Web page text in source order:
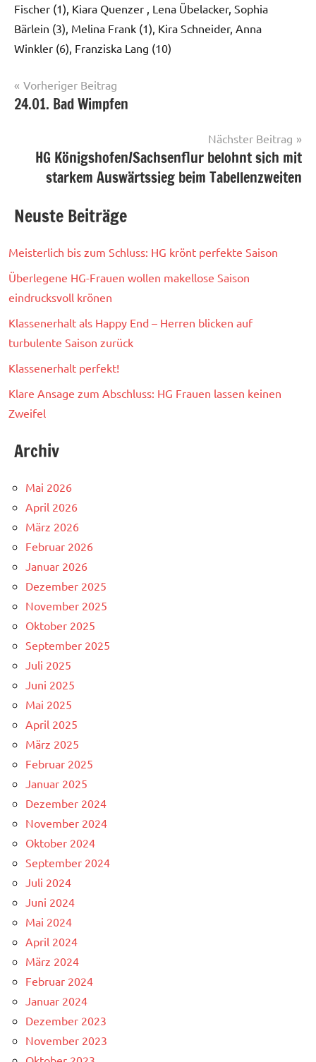
Fischer (1), Kiara Quenzer , Lena Übelacker, Sophia
Bärlein (3), Melina Frank (1), Kira Schneider, Anna
Winkler (6), Franziska Lang (10)
Damen
Beitrags-
Navigation
Vorheriger Beitrag
24.01. Bad Wimpfen
Nächster Beitrag
HG Königshofen/Sachsenflur belohnt sich mit
starkem Auswärtssieg beim Tabellenzweiten
Neuste Beiträge
Meisterlich bis zum Schluss: HG krönt perfekte Saison
Überlegene HG-Frauen wollen makellose Saison
eindrucksvoll krönen
Klassenerhalt als Happy End – Herren blicken auf
turbulente Saison zurück
Klassenerhalt perfekt!
Klare Ansage zum Abschluss: HG Frauen lassen keinen
Zweifel
Archiv
Mai 2026
April 2026
März 2026
Februar 2026
Januar 2026
Dezember 2025
November 2025
Oktober 2025
September 2025
Juli 2025
Juni 2025
Mai 2025
April 2025
März 2025
Februar 2025
Januar 2025
Dezember 2024
November 2024
Oktober 2024
September 2024
Juli 2024
Juni 2024
Mai 2024
April 2024
März 2024
Februar 2024
Januar 2024
Dezember 2023
November 2023